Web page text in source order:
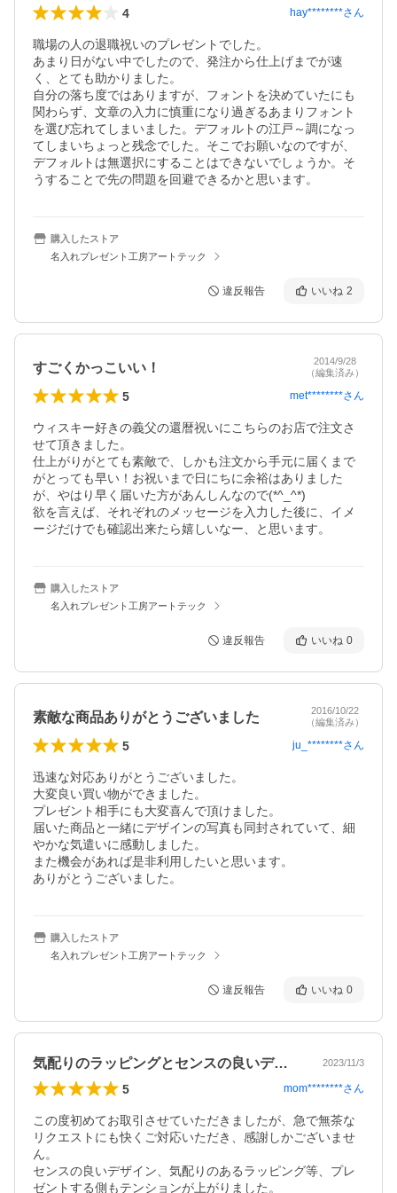
4 hay********さん
職場の人の退職祝いのプレゼントでした。
あまり日がない中でしたので、発注から仕上げまでが速
く、とても助かりました。
自分の落ち度ではありますが、フォントを決めていたにも
関わらず、文章の入力に慎重になり過ぎるあまりフォント
を選び忘れてしまいました。デフォルトの江戸～調になっ
てしまいちょっと残念でした。そこでお願いなのですが、
デフォルトは無選択にすることはできないでしょうか。そ
うすることで先の問題を回避できるかと思います。
購入したストア
名入れプレゼント工房アートテック
違反報告 いいね 2
すごくかっこいい！
2014/9/28
（編集済み）
5 met********さん
ウィスキー好きの義父の還暦祝いにこちらのお店で注文さ
せて頂きました。
仕上がりがとても素敵で、しかも注文から手元に届くまで
がとっても早い！お祝いまで日にちに余裕はありました
が、やはり早く届いた方があんしんなので(*^_^*)
欲を言えば、それぞれのメッセージを入力した後に、イメ
ージだけでも確認出来たら嬉しいなー、と思います。
購入したストア
名入れプレゼント工房アートテック
違反報告 いいね 0
素敵な商品ありがとうございました
2016/10/22
（編集済み）
5 ju_********さん
迅速な対応ありがとうございました。
大変良い買い物ができました。
プレゼント相手にも大変喜んで頂けました。
届いた商品と一緒にデザインの写真も同封されていて、細
やかな気遣いに感動しました。
また機会があれば是非利用したいと思います。
ありがとうございました。
購入したストア
名入れプレゼント工房アートテック
違反報告 いいね 0
気配りのラッピングとセンスの良いデザイン 2023/11/3
5 mom********さん
この度初めてお取引させていただきましたが、急で無茶な
リクエストにも快くご対応いただき、感謝しかございませ
ん。
センスの良いデザイン、気配りのあるラッピング等、プレ
ゼントする側もテンションが上がりました。